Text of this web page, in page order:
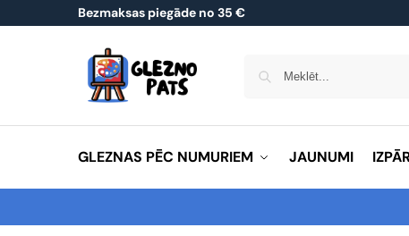
Bezmaksas piegāde no 35 €
GLEZNAS PĒC NUMURIEM JAUNUMI